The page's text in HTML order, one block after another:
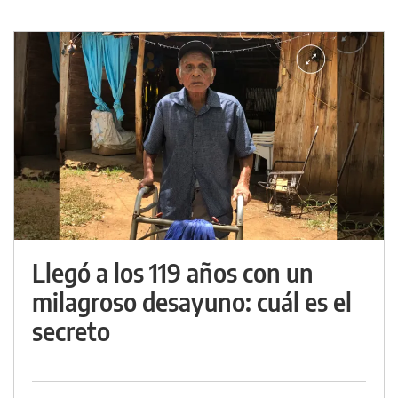
Llegó a los 119 años con un
milagroso desayuno: cuál es el
secreto